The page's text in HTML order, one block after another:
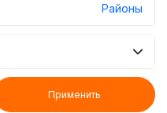
Районы
Применить